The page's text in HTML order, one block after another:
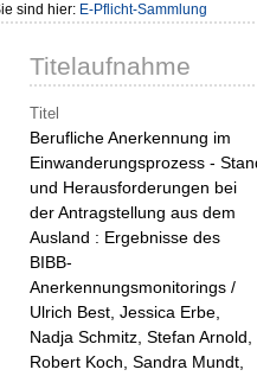
sind hier: E-Pflicht-Sammlung
Titelaufnahme
Titel
Berufliche Anerkennung im
Einwanderungsprozess -
und Herausforderungen bei
der Antragstellung aus dem
Ausland : Ergebnisse des
BIBB-
Anerkennungsmonitorings /
Ulrich Best, Jessica Erbe,
Nadja Schmitz, Stefan Arnold,
Robert Koch, Sandra Mundt,